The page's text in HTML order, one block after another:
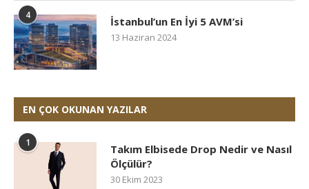
4 İstanbul’un En İyi 5 AVM’si
13 Haziran 2024
EN ÇOK OKUNAN YAZILAR
1
Takım Elbisede Drop Nedir ve Nasıl
Ölçülür?
30 Ekim 2023